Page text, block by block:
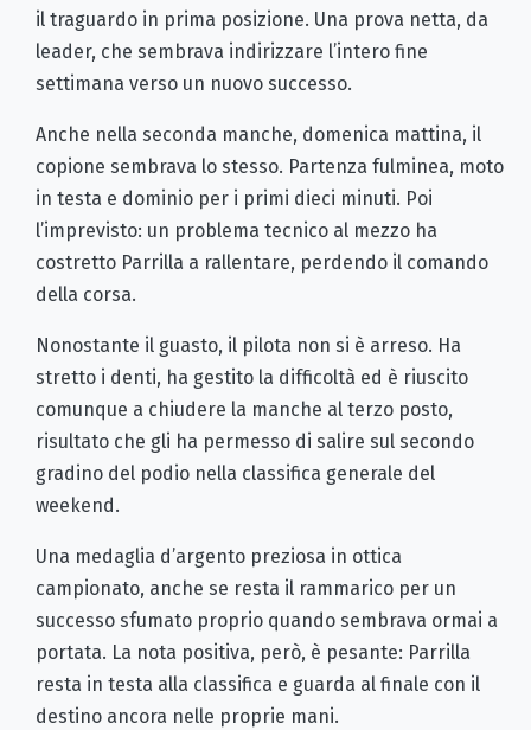
il traguardo in prima posizione. Una prova netta, da
leader, che sembrava indirizzare l’intero fine
settimana verso un nuovo successo.
Anche nella seconda manche, domenica mattina, il
copione sembrava lo stesso. Partenza fulminea, moto
in testa e dominio per i primi dieci minuti. Poi
l’imprevisto: un problema tecnico al mezzo ha
costretto Parrilla a rallentare, perdendo il comando
della corsa.
Nonostante il guasto, il pilota non si è arreso. Ha
stretto i denti, ha gestito la difficoltà ed è riuscito
comunque a chiudere la manche al terzo posto,
risultato che gli ha permesso di salire sul secondo
gradino del podio nella classifica generale del
weekend.
Una medaglia d’argento preziosa in ottica
campionato, anche se resta il rammarico per un
successo sfumato proprio quando sembrava ormai a
portata. La nota positiva, però, è pesante: Parrilla
resta in testa alla classifica e guarda al finale con il
destino ancora nelle proprie mani.